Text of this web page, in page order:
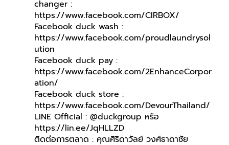
changer :
https://www.facebook.com/CIRBOX/
Facebook duck wash :
https://www.facebook.com/proudlaundrysol
ution
Facebook duck pay :
https://www.facebook.com/2EnhanceCorpor
ation/
Facebook duck store :
https://www.facebook.com/DevourThailand/
LINE Official : @duckgroup หรือ
https://lin.ee/JqHLLZD
ติดต่อการตลาด : คุณศิริดาวัลย์ วงศ์ธาดาชัย